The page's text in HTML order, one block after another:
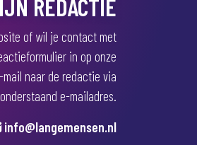
REDACTIE
of wil je contact met
in op onze
naar de redactie via
onderstaand e-mailadres.
info@langemensen.nl